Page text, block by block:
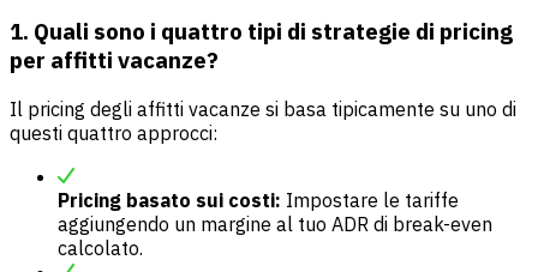
1. Quali sono i quattro tipi di strategie di pricing
per affitti vacanze?
Il pricing degli affitti vacanze si basa tipicamente su uno di
questi quattro approcci:
Pricing basato sui costi: Impostare le tariffe
aggiungendo un margine al tuo ADR di break-even
calcolato.